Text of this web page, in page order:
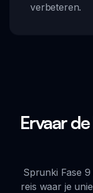
verbeteren.
Ervaar
Sprunki Fase
reis waar je